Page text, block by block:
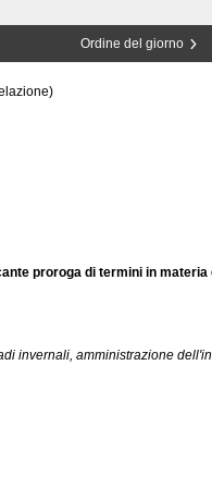
Ordine del giorno
proroga di termini in
invernali, amministrazione